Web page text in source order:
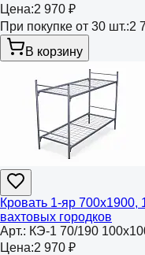
Цена:2 970 ₽
При покупке от 30 шт.:2
В корзину
Кровать 1-яр 700х1900,
вахтовых городков
Арт.: КЭ-1 70/190
Цена:2 970 ₽